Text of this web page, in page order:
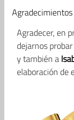
Agradecimientos
Agradecer, en
dejarnos
y también a
elaboración de